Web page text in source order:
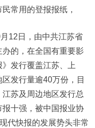
常用的登报报纸，
12日，由中共江苏省
的，在全国有重要影
发行覆盖江苏、上
发行量逾40万份，目
苏及周边地区发行总
十强，被中国报业协
代快报的发展势头非常